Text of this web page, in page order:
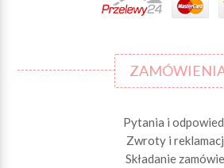
Pytania i
Zwroty i
Składanie